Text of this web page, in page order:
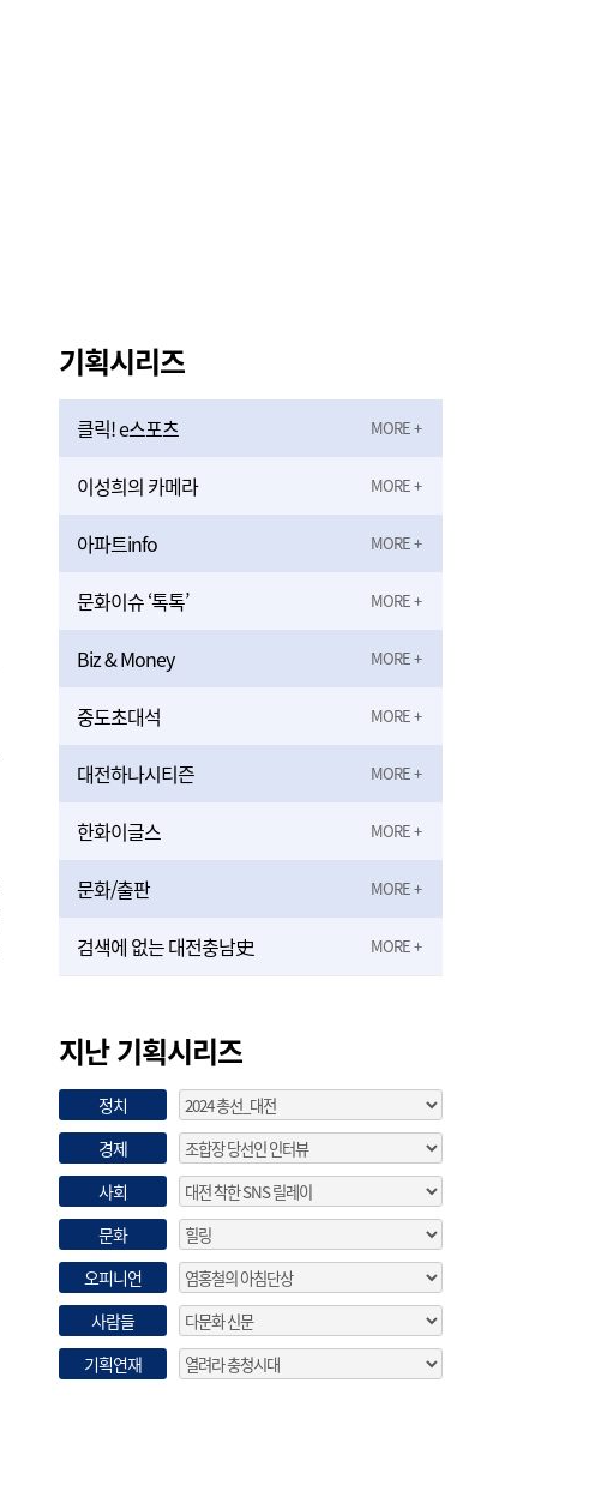
기획시리즈
클릭! e스포츠
이성희의 카메라
아파트info
문화이슈 ‘톡톡’
Biz & Money
중도초대석
대전하나시티즌
한화이글스
문화/출판
검색에 없는 대전충남史
지난 기획시리즈
정치
경제
사회
문화
오피니언
사람들
기획연재